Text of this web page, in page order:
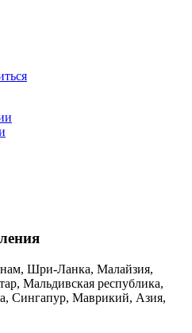
Шри-Ланка, Малайзия,
Мальдивская республика,
Сингапур, Маврикий, Азия,